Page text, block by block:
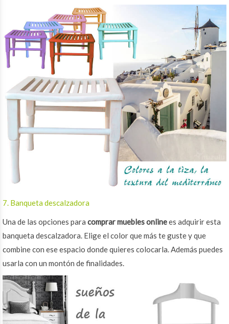
7. Banqueta descalzadora
Una de las opciones para comprar muebles onlinees adquirir esta
banqueta descalzadora. Elige el color que más te guste y que
combine con ese espacio donde quieres colocarla. Además puedes
usarla con un montón de finalidades.